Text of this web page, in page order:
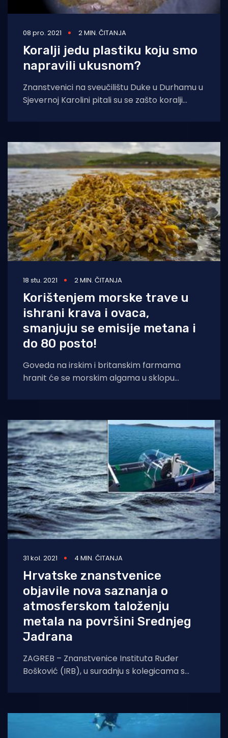
Tradicija i kultura
08 pro. 2021 2 MIN. ČITANJA
Koralji jedu plastiku koju smo
napravili ukusnom?
Znanstvenici na sveučilištu Duke u Durhamu u
Sjevernoj Karolini pitali su se zašto koralji
plastiku kada,
18 stu. 2021 2 MIN. ČITANJA
Korištenjem morske trave u
ishrani krava i ovaca,
smanjuju se emisije metana i
do 80 posto!
Goveda na irskim i britanskim farmama
hranit će se morskim algama u sklopu
31 kol. 2021 4 MIN. ČITANJA
Hrvatske znanstvenice
objavile nova saznanja o
atmosferskom taloženju
metala na površini Srednjeg
Jadrana
ZAGREB – Znanstvenice Instituta Ruđer
Bošković (IRB), u suradnju s kolegicama s
rada, objavile su